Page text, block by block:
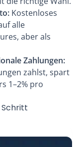
Kostenloses
alle
aber als
Zahlungen:
zahlst, spart
1–2% pro